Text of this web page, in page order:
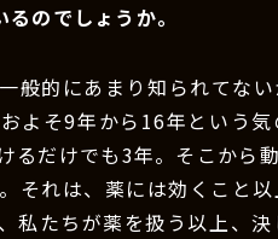
のでしょうか。
一般的にあまり知られてな
よそ9年から16年という
るだけでも3年。そこから
それは、薬には効くこと
私たちが薬を扱う以上、